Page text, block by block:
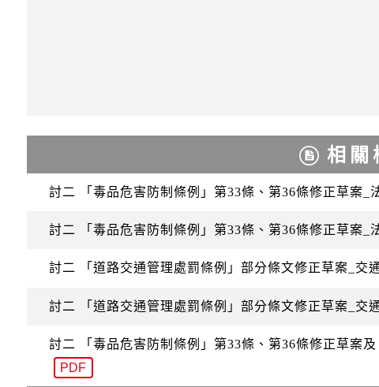
相關
討二 「毒品危害防制條例」第33條、第36條修正草案_
討二 「毒品危害防制條例」第33條、第36條修正草案_
討二 「道路交通管理處罰條例」部分條文修正草案_交
討二 「道路交通管理處罰條例」部分條文修正草案_交
討二 「毒品危害防制條例」第33條、第36條修正草案
PDF